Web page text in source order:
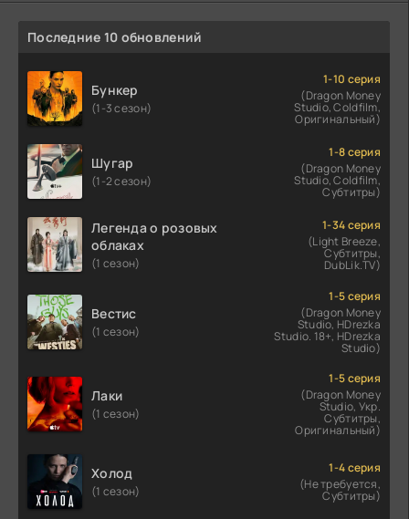
Последние 10 обновлений
Бункер
(1-3 сезон)
1-10 серия
(Dragon Money
Studio, Coldfilm,
Оригинальный)
Шугар
(1-2 сезон)
1-8 серия
(Dragon Money
Studio, Coldfilm,
Субтитры)
Легенда о розовых
облаках
(1 сезон)
1-34 серия
(Light Breeze,
Субтитры,
DubLik.TV)
Вестис
(1 сезон)
1-5 серия
(Dragon Money
Studio, HDrezka
Studio. 18+, HDrezka
Studio)
Лаки
(1 сезон)
1-5 серия
(Dragon Money
Studio, Укр.
Субтитры,
Оригинальный)
Холод
(1 сезон)
1-4 серия
(Не требуется,
Субтитры)